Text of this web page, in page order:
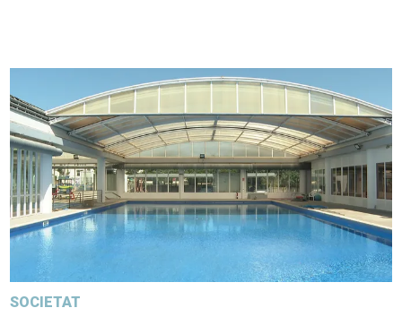
SOCIETAT